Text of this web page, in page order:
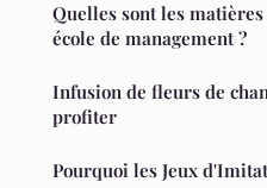
Quelles sont les matières
école de management ?
Infusion de fleurs de
profiter
Pourquoi les Jeux